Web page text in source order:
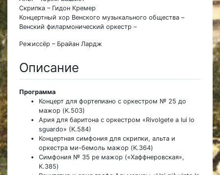
Скрипка – Гидон Кремер
Концертный хор Венского музыкального общества –
Венский филармонический оркестр –
Режиссёр – Брайан Лардж
Описание
Программа
Концерт для фортепиано с оркестром № 25 до
мажор (K.503)
Ария для баритона с оркестром «Rivolgete a lui lo
sguardo» (K.584)
Концертная симфония для скрипки, альта и
оркестра ми-бемоль мажор (K.364)
Симфония № 35 ре мажор («Хаффнеровская»,
K.385)